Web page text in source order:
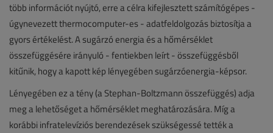
több információt nyújtó, erre a célra kifejlesztett számítógépes -
úgynevezett thermocomputer-es - adatfeldolgozás biztosítja a
gyors értékelést. A sugárzó energia és a hőmérséklet
összefüggésére irányuló - fentiekben leírt - összefüggésből
kitűnik, hogy a kapott kép lényegében sugárzóenergia-képsor.
Lényegében ez a tény (a Stephan-Boltzmann összefüggés) adja
meg a lehetőséget a hőmérséklet meghatározására. Míg a
korábbi infratelevíziós berendezések szükségessé tették a